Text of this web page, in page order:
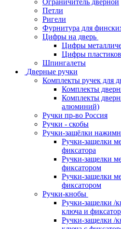
Петли
Ригели
Фурнитура для
Цифры на дверь
Цифры
Цифры
Шпингалеты
Дверные ручки
Комплекты ручек для
Комплекты
Комплекты
алюминий)
Ручки пр-во Россия
Ручки - скобы
Ручки-защёлки
Ручки-защелки
фиксатора
Ручки-защелки
фиксатором
Ручки-защелки
фиксатором
Ручки-кнобы
Ручки-защелки /
ключа и
Ручки-защелки /